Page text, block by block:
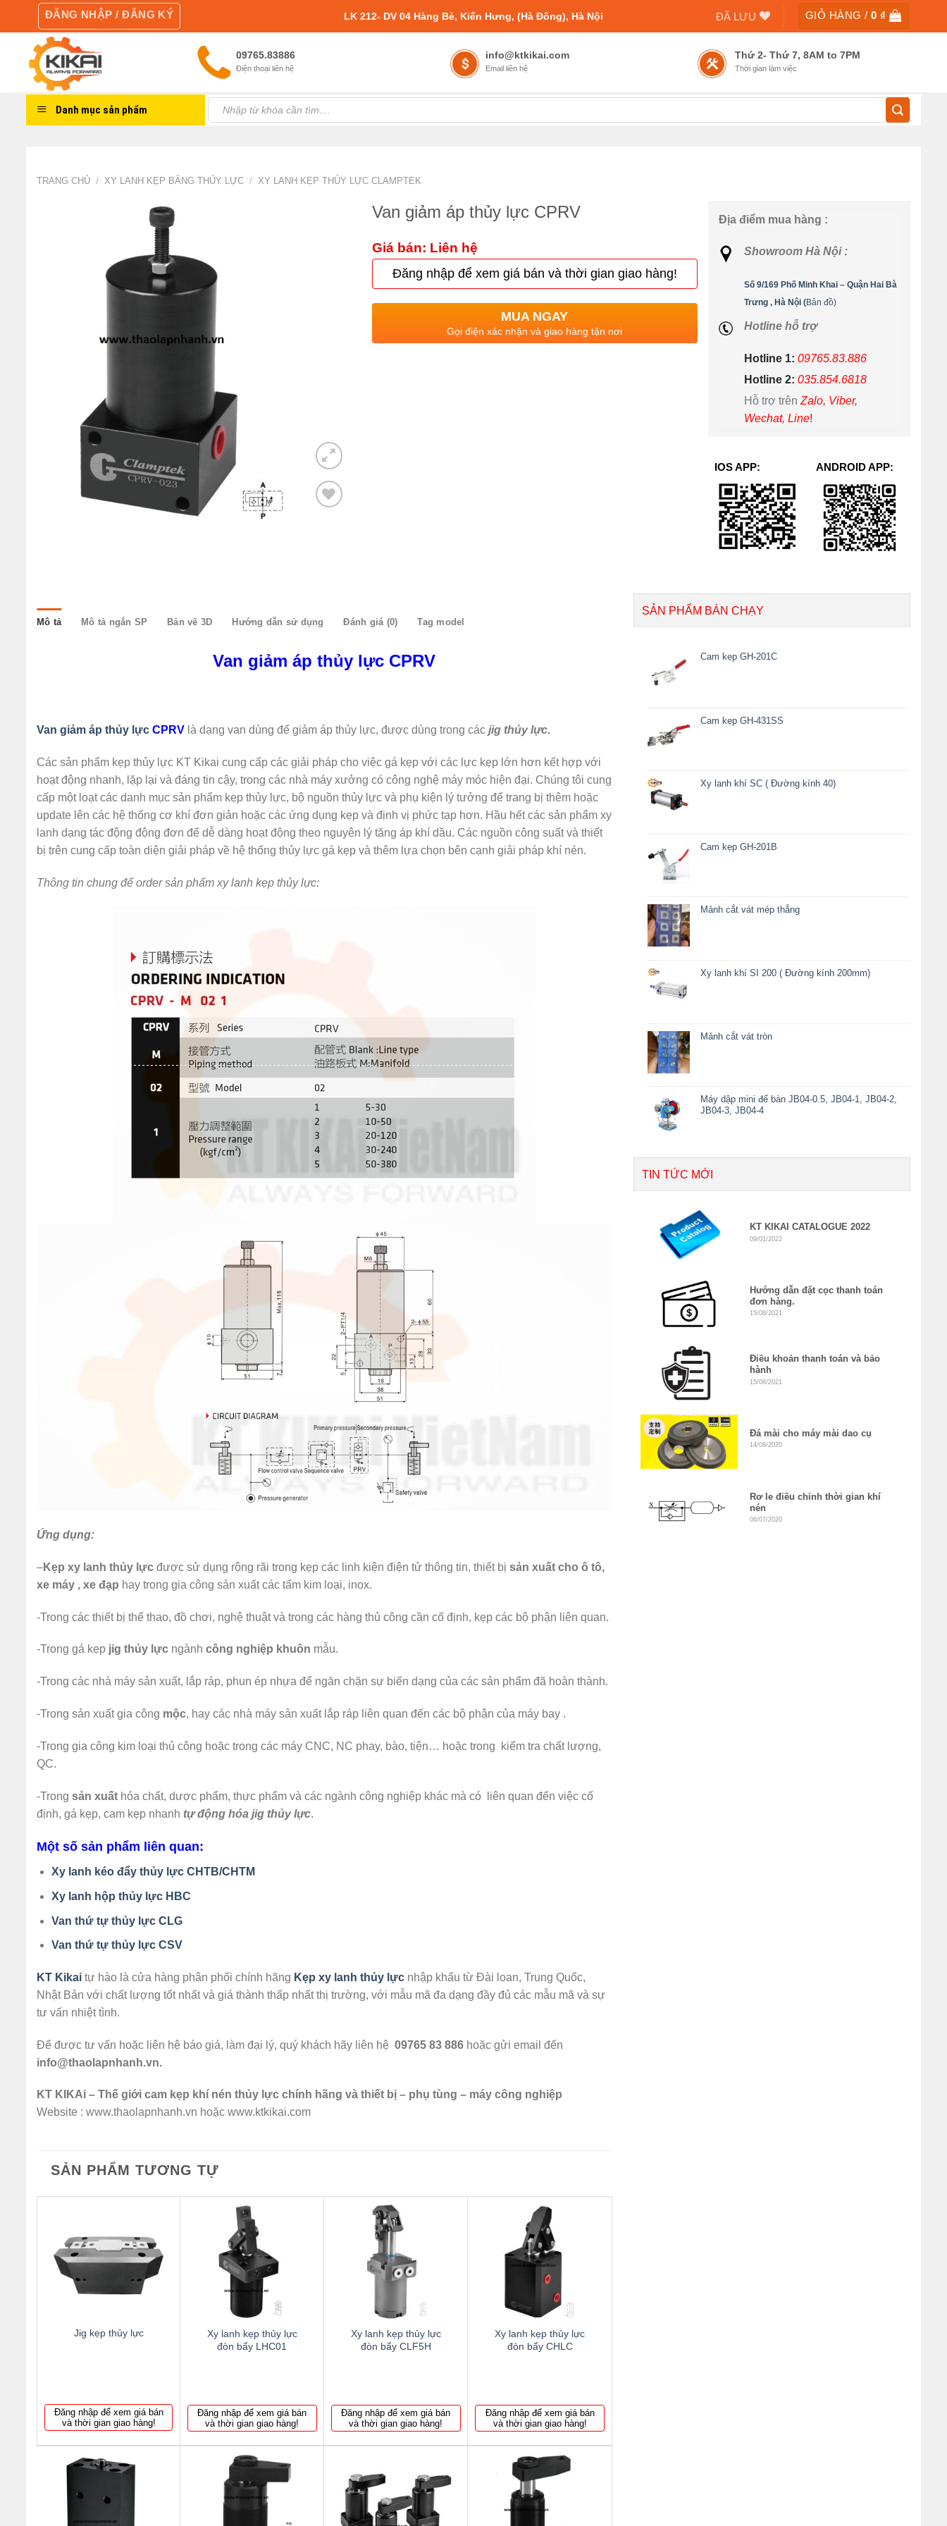
content
ĐĂNG NHẬP / ĐĂNG KÝ LK 212- DV 04 Hàng Bè, Kiến Hưng, (Hà Đông), Hà Nội ĐÃ LƯU GIỎ HÀNG / 0 ₫
09765.83886
Điện thoại liên hệ
info@ktkikai.com
Email liên hệ
Thứ 2- Thứ 7, 8AM to 7PM
Thời gian làm việc
Danh mục sản phẩm
kiếm:
TRANG CHỦ / XY LANH KẸP BẰNG THỦY LỰC / XY LANH KẸP THỦY LỰC CLAMPTEK
Van giảm áp thủy lực CPRV
Giá bán: Liên hệ
Đăng nhập để xem giá bán và thời gian giao hàng!
MUA NGAY
Gọi điện xác nhận và giao hàng tận nơi
Địa điểm mua hàng :
Showroom Hà Nội :
Số 9/169 Phố Minh Khai – Quận Hai Bà
Trưng , Hà Nội (Bản đồ)
Hotline hỗ trợ
Hotline 1: 09765.83.886
Hotline 2: 035.854.6818
Hỗ trợ trên Zalo, Viber,
Wechat, Line!
IOS APP: ANDROID APP:
Mô tả Mô tả ngắn SP Bản vẽ 3D Hướng dẫn sử dụng Đánh giá (0) Tag model
Van giảm áp thủy lực CPRV
Van giảm áp thủy lực CPRV là dạng van dùng để giảm áp thủy lực, được dùng trong các jig thủy lực.
Các sản phẩm kẹp thủy lực KT Kikai cung cấp các giải pháp cho việc gá kẹp với các lực kẹp lớn hơn kết hợp với
hoạt động nhanh, lặp lại và đáng tin cậy, trong các nhà máy xưởng có công nghệ máy móc hiện đại. Chúng tôi cung
cấp một loạt các danh mục sản phẩm kẹp thủy lực, bộ nguồn thủy lực và phụ kiện lý tưởng để trang bị thêm hoặc
update lên các hệ thống cơ khí đơn giản hoặc các ứng dụng kẹp và định vị phức tạp hơn. Hầu hết các sản phẩm xy
lanh dạng tác động động đơn để dễ dàng hoạt động theo nguyên lý tăng áp khí dầu. Các nguồn công suất và thiết
bị trên cung cấp toàn diện giải pháp về hệ thống thủy lực gá kẹp và thêm lựa chọn bên cạnh giải pháp khí nén.
Thông tin chung để order sản phẩm xy lanh kẹp thủy lực:
Ứng dụng:
–Kẹp xy lanh thủy lực được sử dụng rộng rãi trong kẹp các linh kiện điện tử thông tin, thiết bị sản xuất cho ô tô,
xe máy , xe đạp hay trong gia công sản xuất các tấm kim loại, inox.
-Trong các thiết bị thể thao, đồ chơi, nghệ thuật và trong các hàng thủ công cần cố định, kẹp các bộ phận liên quan.
-Trong gá kẹp jig thủy lực ngành công nghiệp khuôn mẫu.
-Trong các nhà máy sản xuất, lắp ráp, phun ép nhựa để ngăn chặn sự biến dạng của các sản phẩm đã hoàn thành.
-Trong sản xuất gia công mộc, hay các nhà máy sản xuất lắp ráp liên quan đến các bộ phận của máy bay .
-Trong gia công kim loại thủ công hoặc trong các máy CNC, NC phay, bào, tiện… hoặc trong kiểm tra chất lượng,
QC.
-Trong sản xuất hóa chất, dược phẩm, thực phẩm và các ngành công nghiệp khác mà có liên quan đến việc cố
định, gá kẹp, cam kẹp nhanh tự động hóa jig thủy lực.
Một số sản phẩm liên quan:
Xy lanh kéo đẩy thủy lực CHTB/CHTM
Xy lanh hộp thủy lực HBC
Van thứ tự thủy lực CLG
Van thứ tự thủy lực CSV
KT Kikai tự hào là cửa hàng phân phối chính hãng Kẹp xy lanh thủy lực nhập khẩu từ Đài loan, Trung Quốc,
Nhật Bản với chất lượng tốt nhất và giá thành thấp nhất thị trường, với mẫu mã đa dạng đầy đủ các mẫu mã và sự
tư vấn nhiệt tình.
Để được tư vấn hoặc liên hệ báo giá, làm đại lý, quý khách hãy liên hệ 09765 83 886 hoặc gửi email đến
info@thaolapnhanh.vn.
KT KIKAi – Thế giới cam kẹp khí nén thủy lực chính hãng và thiết bị – phụ tùng – máy công nghiệp
Website : www.thaolapnhanh.vn hoặc www.ktkikai.com
SẢN PHẨM TƯƠNG TỰ
Thêm
to
Jig kẹp thủy lực
Đăng nhập để xem giá bán
và thời gian giao hàng!
wishlist
Xy lanh kẹp thủy lực
đòn bẩy LHC01
Đăng nhập để xem giá bán
và thời gian giao hàng!
wishlist
Xy lanh kẹp thủy lực
đòn bẩy CLF5H
Đăng nhập để xem giá bán
và thời gian giao hàng!
Thêm
Xy lanh kẹp thủy lực
đòn bẩy CHLC
Đăng nhập để xem giá bán
và thời gian giao hàng!
wishlist
to
wishlist
SẢN PHẨM BÁN CHẠY
Cam kẹp GH-201C
Cam kẹp GH-431SS
Xy lanh khí SC ( Đường kính 40)
Cam kẹp GH-201B
Mảnh cắt vát mép thẳng
Xy lanh khí SI 200 ( Đường kính 200mm)
Mảnh cắt vát tròn
Máy dập mini để bàn JB04-0.5, JB04-1, JB04-2,
JB04-3, JB04-4
TIN TỨC MỚI
KT KIKAI CATALOGUE 2022
09/01/2022
Hướng dẫn đặt cọc thanh toán
đơn hàng.
15/08/2021
Điều khoản thanh toán và bảo
hành
15/08/2021
Đá mài cho máy mài dao cụ
14/08/2020
Rơ le điều chỉnh thời gian khí
nén
06/07/2020